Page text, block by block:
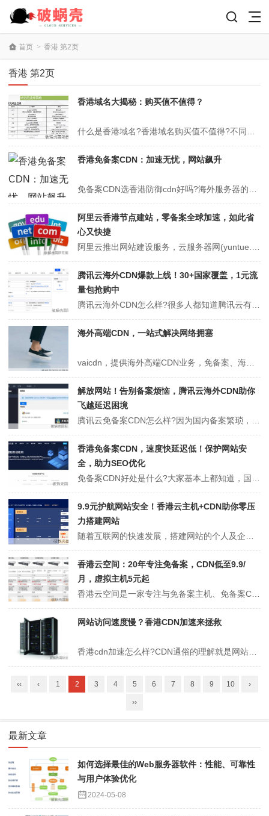
首页 > 香港 第2页
香港 第2页
香港域名大揭秘：购买值不值得？
香港免备案CDN：加速无忧，网站飙升
阿里云香港节点建站，零备案全球加速，如此省
心又快捷
腾讯云海外CDN爆款上线！30+国家覆盖，1元流
量包抢购中
海外高端CDN，一站式解决网络拥塞
解放网站！告别备案烦恼，腾讯云海外CDN助你
飞越延迟困境
香港免备案CDN，速度快延迟低！保护网站安
全，助力SEO优化
9.9元护航网站安全！香港云主机+CDN助你零压
力搭建网站
香港云空间：20年专注免备案，CDN低至9.9/
月，虚拟主机5元起
网站访问速度慢？香港CDN加速来拯救
‹‹ ‹ 1 2 3 4 5 6 7 8 9 10 ›
››
最新文章
如何选择最佳的Web服务器软件：性能、可靠性
与用户体验优化
2024-05-08